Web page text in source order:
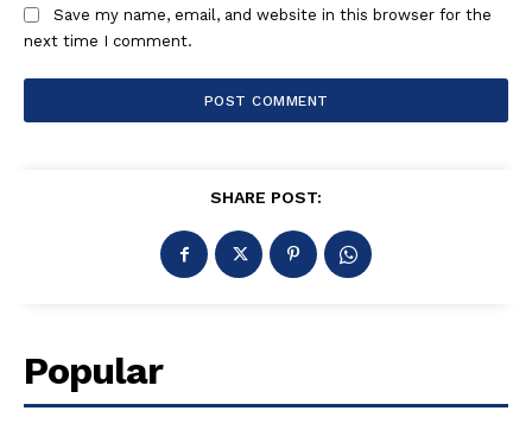
Save my name, email, and website in this browser for the
next time I comment.
SHARE POST:
Popular